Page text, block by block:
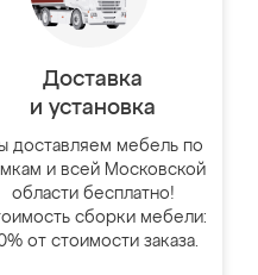
Доставка
и установка
доставляем мебель по
и всей Московской
области бесплатно!
сборки мебели:
от стоимости заказа.